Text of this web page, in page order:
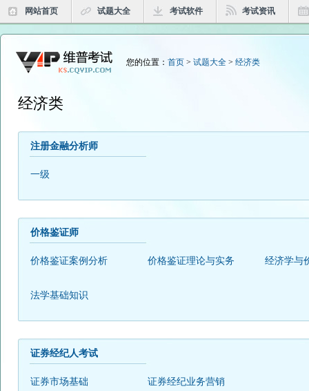
网站首页 试题大全 考试软件 考试资讯
您的位置： 首页 > 试题大全 > 经济类
经济类
注册金融分析师
一级
价格鉴证师
价格鉴证案例分析 价格鉴证理论与实务 经济学与
法学基础知识
证券经纪人考试
证券市场基础 证券经纪业务营销